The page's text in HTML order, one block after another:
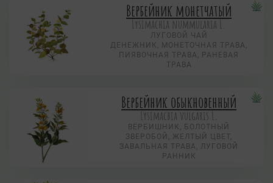
Вербейник монетчатый
Lysimachia nummularia L.
ЛУГОВОЙ ЧАЙ
ДЕНЕЖНИК, МОНЕТОЧНАЯ ТРАВА,
ПИЯВОЧНАЯ ТРАВА, РАНЕВАЯ
ТРАВА
Вербейник обыкновенный
Lysimacbia vulgaris L.
ВЕРБИШНИК, БОЛОТНЫЙ
ЗВЕРОБОЙ, ЖЕЛТЫЙ ЦВЕТ,
ЗАВАЛЬНАЯ ТРАВА, ЛУГОВОЙ
РАННИК